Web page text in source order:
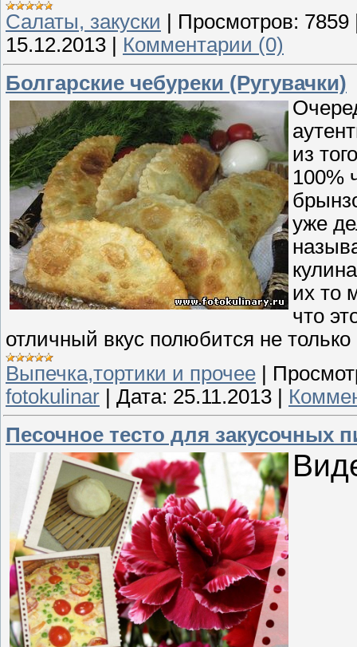
Cалаты, закуски
Просмотров: 7859
15.12.2013
Комментарии (0)
Болгарские чебуреки (Ругувачки)
из
100%
уже
их то
что
отличный вкус полюбится не
Выпечка,тортики и прочее
fotokulinar
Дата: 25.11.2013
Песочное тесто для закусочных